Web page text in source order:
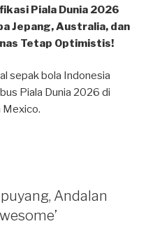
Piala Dunia 2026
Jepang, Australia, dan
Tetap Optimistis!
sepak bola Indonesia
Piala Dunia 2026 di
Mexico.
Andalan